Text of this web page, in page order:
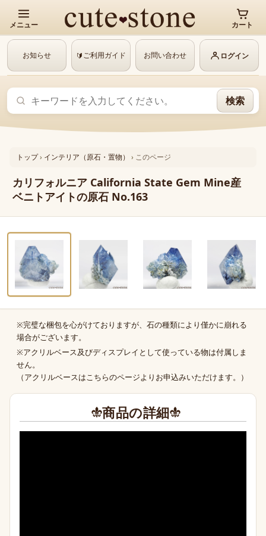
メニュー カート
お知らせ 🔰ご利用ガイド お問い合わせ ログイン
検索
トップ› インテリア（原石・置物） › このページ
カリフォルニア California State Gem Mine産
ベニトアイトの原石 No.163
‹
1 / 6
動画あり
商品の補足
※完璧な梱包を心がけておりますが、石の種類により僅かに崩れる
場合がございます。
※アクリルベース及びディスプレイとして使っている物は付属しま
せん。
（アクリルベースはこちらのページより お申込みいただけます。）
商品の詳細